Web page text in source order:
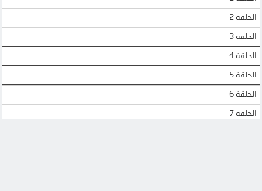
الحلقة 2
الحلقة 3
الحلقة 4
الحلقة 5
الحلقة 6
الحلقة 7